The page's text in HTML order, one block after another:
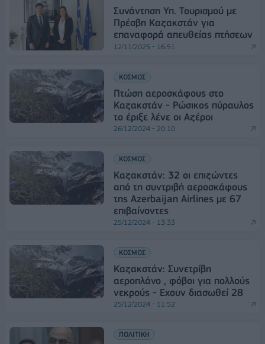
Συνάντηση Υπ. Τουρισμού με
Πρέσβη Καζακστάν για
επαναφορά απευθείας πτήσεων
12/11/2025 - 16:51
ΚΟΣΜΟΣ
Πτώση αεροσκάφους στο
Καζακστάν - Ρώσικος πύραυλος
το έριξε λένε οι Αζέροι
26/12/2024 - 20:10
ΚΟΣΜΟΣ
Καζακστάν: 32 οι επιζώντες
από τη συντριβή αεροσκάφους
της Azerbaijan Airlines με 67
επιβαίνοντες
25/12/2024 - 13:33
ΚΟΣΜΟΣ
Καζακστάν: Συνετρίβη
αεροπλάνο , φόβοι για πολλούς
νεκρούς - Εχουν διασωθεί 28
25/12/2024 - 11:52
ΠΟΛΙΤΙΚΗ